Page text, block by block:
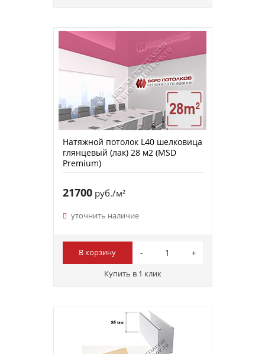
Натяжной потолок L40 шелковица
глянцевый (лак) 28 м2 (MSD
Premium)
21700руб./м²
уточнить наличие
В корзину
Купить в 1 клик